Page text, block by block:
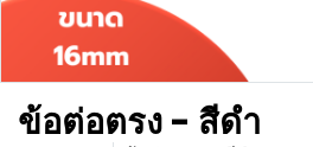
ข้อต่อตรง - สีดำ